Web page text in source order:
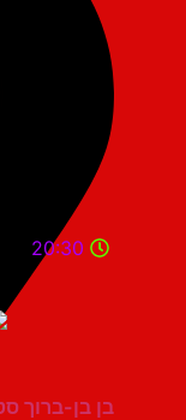
20:30
בן בן-ברוך סטנדאפ